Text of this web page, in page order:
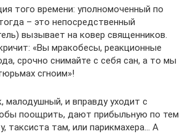
того времени: уполномоченный по
– это непосредственный
вызывает на ковер священников.
«Вы мракобесы, реакционные
срочно снимайте с себя сан, а то мы
сгноим»!
малодушный, и вправду уходит с
поощрить, дают прибыльную по тем
таксиста там, или парикмахера… А